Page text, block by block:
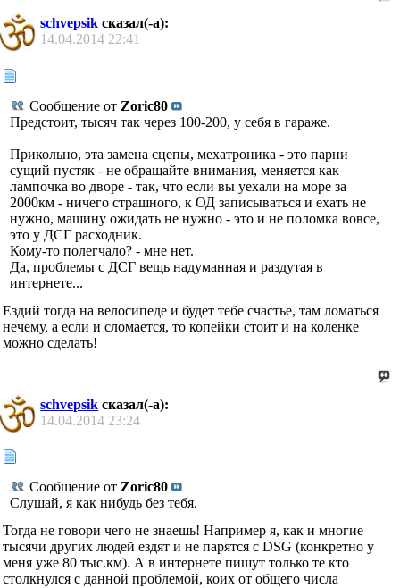
schvepsik сказал(-а):
14.04.2014 22:41
Сообщение от Zoric80
Предстоит, тысяч так через 100-200, у себя в гараже.
Прикольно, эта замена сцепы, мехатроника - это парни
сущий пустяк - не обращайте внимания, меняется как
лампочка во дворе - так, что если вы уехали на море за
2000км - ничего страшного, к ОД записываться и ехать не
нужно, машину ожидать не нужно - это и не поломка вовсе,
это у ДСГ расходник.
Кому-то полегчало? - мне нет.
Да, проблемы с ДСГ вещь надуманная и раздутая в
интернете...
Ездий тогда на велосипеде и будет тебе счастье, там ломаться
нечему, а если и сломается, то копейки стоит и на коленке
можно сделать!
schvepsik сказал(-а):
14.04.2014 23:24
Сообщение от Zoric80
Слушай, я как нибудь без тебя.
Тогда не говори чего не знаешь! Например я, как и многие
тысячи других людей ездят и не парятся с DSG (конкретно у
меня уже 80 тыс.км). А в интернете пишут только те кто
столкнулся с данной проблемой, коих от общего числа